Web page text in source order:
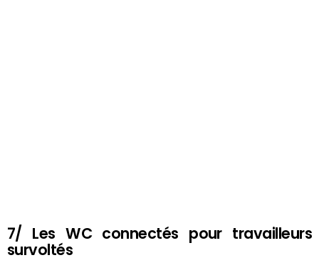
7/ Les WC connectés pour travailleurs
survoltés